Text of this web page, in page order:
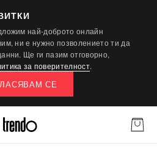
най-доброто онлайн
ни е нужно позволението ти да
Ще ги пазим отговорно,
за поверителност.
СЕ